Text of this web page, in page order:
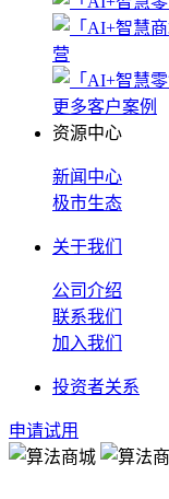
更多客户案例
资源中心
新闻中心
极市生态
关于我们
公司介绍
联系我们
加入我们
投资者关系
申请试用